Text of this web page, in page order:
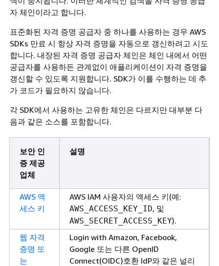
자 체인이라고 합니다.
표준화된 자격 증명 공급자 중 하나를 사용하는 경우 AWS
SDKs 만료 시 항상 자격 증명을 자동으로 갱신하려고 시도
합니다. 내장된 자격 증명 공급자 체인은 체인 내에서 어떤
공급자를 사용하든 관계없이 애플리케이션이 자격 증명을
갱신할 수 있도록 지원합니다. SDK가 이를 수행하는 데 추
가 코드가 필요하지 않습니다.
각 SDK에서 사용하는 고유한 체인은 다르지만 대부분 다
음과 같은 소스를 포함합니다.
보안 인
증 제공
업체
설명
AWS 액
세스 키
AWS IAM 사용자의 액세스 키(예:
AWS_ACCESS_KEY_ID, 및
AWS_SECRET_ACCESS_KEY).
웹 자격
증명 또
는
Login with Amazon, Facebook,
Google 또는 다른 OpenID
Connect(OIDC)호환 IdP와 같은 널리